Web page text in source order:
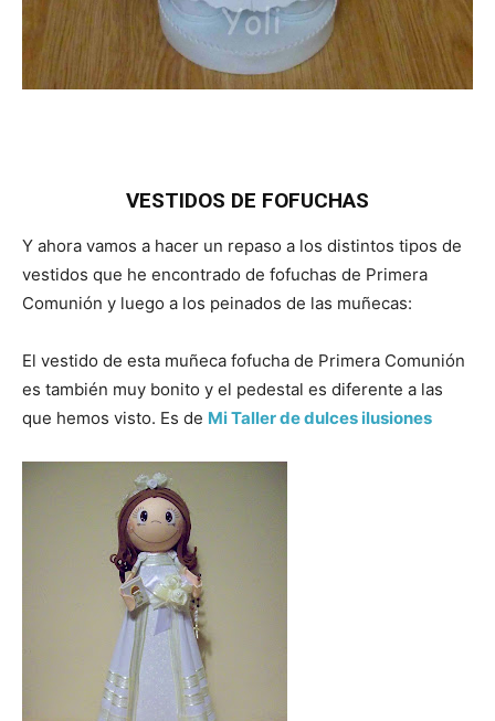
VESTIDOS DE FOFUCHAS
Y ahora vamos a hacer un repaso a los distintos tipos de
vestidos que he encontrado de fofuchas de Primera
Comunión y luego a los peinados de las muñecas:
El vestido de esta muñeca fofucha de Primera Comunión
es también muy bonito y el pedestal es diferente a las
que hemos visto. Es de Mi Taller de dulces ilusiones